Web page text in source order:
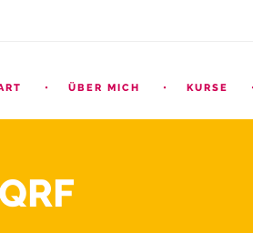
ÜBER MICH KURSE
QRF